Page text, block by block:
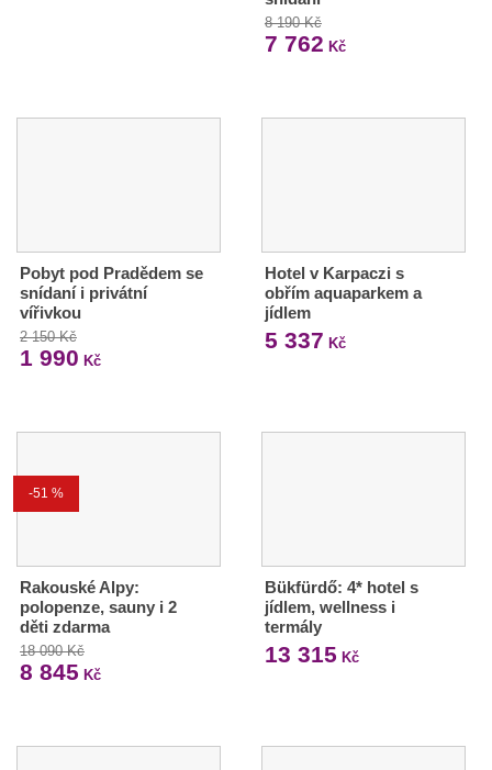
8 190 Kč
7 762 Kč
Pobyt pod Pradědem se
snídaní i privátní
vířivkou
2 150 Kč
1 990 Kč
Hotel v Karpaczi s
obřím aquaparkem a
jídlem
5 337 Kč
-51 %
Rakouské Alpy:
polopenze, sauny i 2
děti zdarma
18 090 Kč
8 845 Kč
Bükfürdő: 4* hotel s
jídlem, wellness i
termály
13 315 Kč